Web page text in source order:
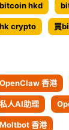
bitcoin hkd
hk crypto 買
OpenClaw 香港
私人AI助理
Moltbot 香港